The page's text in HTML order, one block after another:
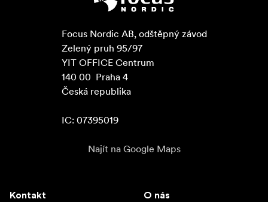
Focus Nordic AB, odštěpný závod
Zelený pruh 95/97
YIT OFFICE Centrum
140 00  Praha 4
Česká republika
IC: 07395019
Najít na Google Maps
Kontakt O nás